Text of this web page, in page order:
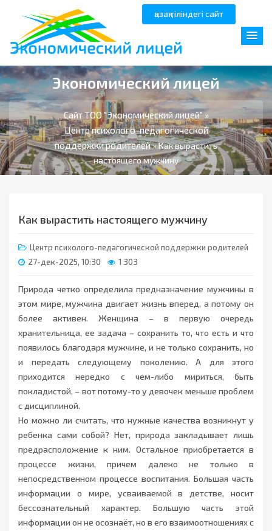
қазақ тіліндегі сайт
Экономический лицей
Сайт ТОО "Экономический лицей"»
Центр психолого-педагогической
поддержки родителей» Как вырастить
настоящего мужчину
Как вырастить настоящего мужчину
Центр психолого-педагогической поддержки родителей
27-дек-2025, 10:30
1 303
Природа четко определила предназначение мужчины в
этом мире, мужчина двигает жизнь вперед, а потому он
более активен. Женщина – в первую очередь
хранительница, ее задача – сохранить то, что есть и что
появилось благодаря мужчине, и не только сохранить, но
и передать следующему поколению. А для этого
приходится нередко с чем-либо мириться, быть
покладистой, – вот потому-то у девочек меньше проблем
с дисциплиной.
Но можно ли считать, что нужные качества возникнут у
ребенка сами собой? Нет, природа закладывает лишь
предрасположение к ним. Остальное приобретается в
процессе жизни, причем далеко не только в
непосредственном процессе воспитания. Большая часть
информации о мире, усваиваемой в детстве, носит
бессознательный характер. Большую часть этой
информации он не осознаёт, но в его взаимоотношениях с